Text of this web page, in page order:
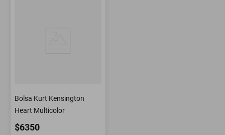
Bolsa Kurt Kensington
Heart Multicolor
$6350